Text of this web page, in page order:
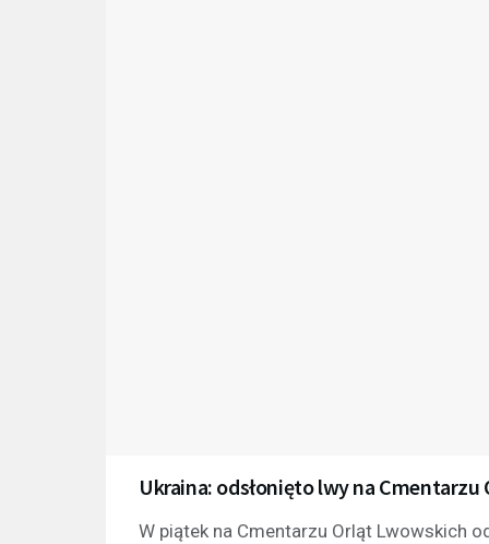
Ukraina: odsłonięto lwy na
W piątek na Cmentarzu Orląt Lwowskich